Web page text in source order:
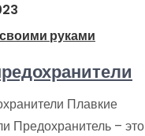
руками
Плавкие
Предохранитель – это